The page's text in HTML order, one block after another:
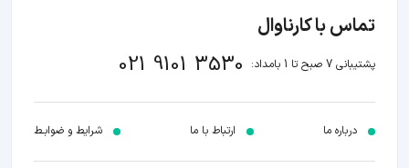
تماس با کارناوال
پشتیبانی 7 صبح تا 1 بامداد: 021 9101 3530
درباره ما ارتباط با ما شرایط و ضوابـط